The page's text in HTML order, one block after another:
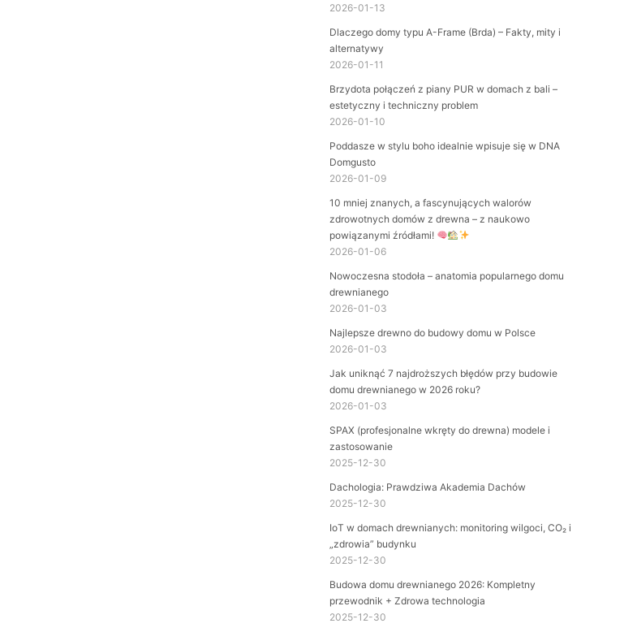
2026-01-13
Dlaczego domy typu A-Frame (Brda) – Fakty, mity i
alternatywy
2026-01-11
Brzydota połączeń z piany PUR w domach z bali –
estetyczny i techniczny problem
2026-01-10
Poddasze w stylu boho idealnie wpisuje się w DNA
Domgusto
2026-01-09
10 mniej znanych, a fascynujących walorów
zdrowotnych domów z drewna – z naukowo
powiązanymi źródłami!
2026-01-06
Nowoczesna stodoła – anatomia popularnego domu
drewnianego
2026-01-03
Najlepsze drewno do budowy domu w Polsce
2026-01-03
Jak uniknąć 7 najdroższych błędów przy budowie
domu drewnianego w 2026 roku?
2026-01-03
SPAX (profesjonalne wkręty do drewna) modele i
zastosowanie
2025-12-30
Dachologia: Prawdziwa Akademia Dachów
2025-12-30
IoT w domach drewnianych: monitoring wilgoci, CO₂ i
„zdrowia” budynku
2025-12-30
Budowa domu drewnianego 2026: Kompletny
przewodnik + Zdrowa technologia
2025-12-30